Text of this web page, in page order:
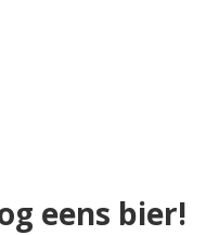
eens bier!